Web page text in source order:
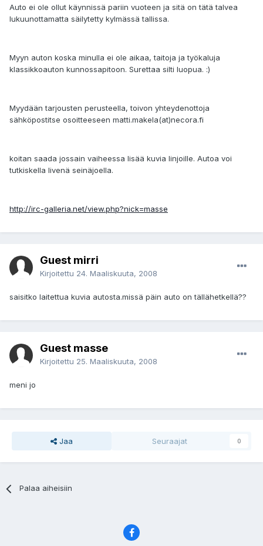
Auto ei ole ollut käynnissä pariin vuoteen ja sitä on tätä talvea
lukuunottamatta säilytetty kylmässä tallissa.
Myyn auton koska minulla ei ole aikaa, taitoja ja työkaluja
klassikkoauton kunnossapitoon. Surettaa silti luopua. :)
Myydään tarjousten perusteella, toivon yhteydenottoja
sähköpostitse osoitteeseen matti.makela(at)necora.fi
koitan saada jossain vaiheessa lisää kuvia linjoille. Autoa voi
tutkiskella livenä seinäjoella.
http://irc-galleria.net/view.php?nick=masse
Guest mirri
Kirjoitettu 24. Maaliskuuta, 2008
saisitko laitettua kuvia autosta.missä päin auto on tällähetkellä??
Guest masse
Kirjoitettu 25. Maaliskuuta, 2008
meni jo
Jaa Seuraajat 0
Palaa aiheisiin